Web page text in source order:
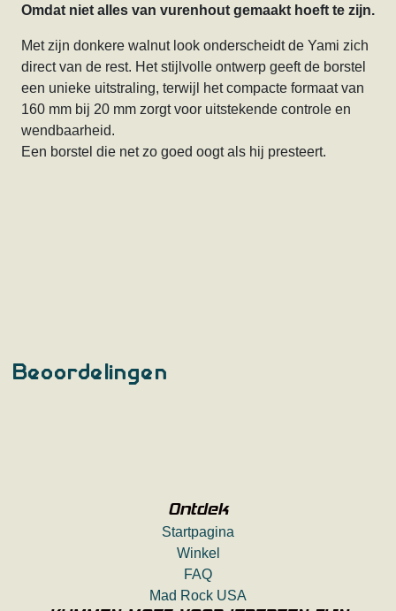
Omdat niet alles van vurenhout gemaakt hoeft te zijn.
Met zijn donkere walnut look onderscheidt de Yami zich
direct van de rest. Het stijlvolle ontwerp geeft de borstel
een unieke uitstraling, terwijl het compacte formaat van
160 mm bij 20 mm zorgt voor uitstekende controle en
wendbaarheid.
Een borstel die net zo goed oogt als hij presteert.
Beoordelingen
Ontdek
Startpagina
Winkel
FAQ
Mad Rock USA